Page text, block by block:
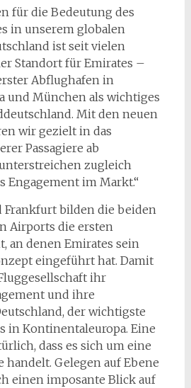
für die Bedeutung des
in unserem globalen
ist seit vielen
Standort für Emirates –
Abflughafen in
und München als wichtiges
Mit den neuen
wir gezielt in das
Passagiere ab
zugleich
Engagement im Markt.“
bilden die beiden
Airports die ersten
an denen Emirates sein
eingeführt hat. Damit
ihr
und ihre
der wichtigste
in Kontinentaleuropa. Eine
dass es sich um eine
handelt. Gelegen auf Ebene
einen imposante Blick auf